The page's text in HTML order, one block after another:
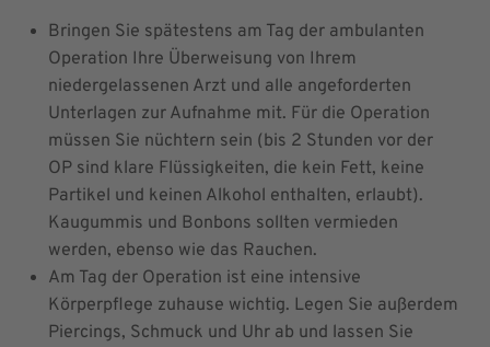
Bringen Sie spätestens am Tag der ambulanten
Operation Ihre Überweisung von Ihrem
niedergelassenen Arzt und alle angeforderten
Unterlagen zur Aufnahme mit. Für die Operation
müssen Sie nüchtern sein (bis 2 Stunden vor der
OP sind klare Flüssigkeiten, die kein Fett, keine
Partikel und keinen Alkohol enthalten, erlaubt).
Kaugummis und Bonbons sollten vermieden
werden, ebenso wie das Rauchen.
Am Tag der Operation ist eine intensive
Körperpflege zuhause wichtig. Legen Sie außerdem
Piercings, Schmuck und Uhr ab und lassen Sie